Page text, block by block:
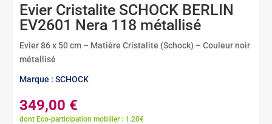
Evier Cristalite SCHOCK BERLIN
EV2601 Nera 118 métallisé
Evier 86 x 50 cm – Matière Cristalite (Schock) – Couleur noir
métallisé
Marque : SCHOCK
349,00 €
dont Eco-participation mobilier : 1.20€